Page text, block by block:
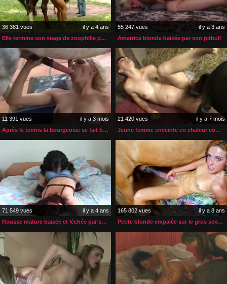
36 381 vues
il y a 4 ans
Elle termine son stage de zoophilie par une mise en pratique
55 247 vues
il y a 3 ans
Amatrice blonde baisée par son pitbull
11 391 vues
il y a 3 mois
Après le tennis la bourgeoise se fait baiser par son poney
21 420 vues
il y a 7 mois
Jeune femme enceinte en chaleur comblée par son gros chien
71 549 vues
il y a 4 ans
Rousse mature baisée et léchée par son chien
165 802 vues
il y a 8 ans
Petite blonde empalée sur le gros sexe de son cheval